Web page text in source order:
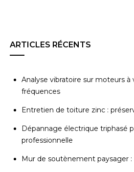
ARTICLES RÉCENTS
Analyse vibratoire sur moteurs
fréquences
Entretien de toiture zinc :
Dépannage électrique triphasé
professionnelle
Mur de soutènement paysager